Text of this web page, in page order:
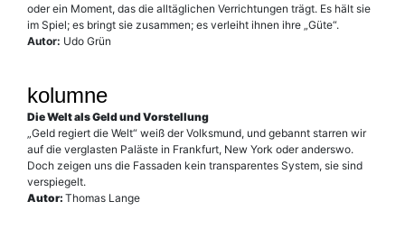
oder ein Moment, das die alltäglichen Verrichtungen trägt. Es hält sie
im Spiel; es bringt sie zusammen; es verleiht ihnen ihre „Güte“.
Autor: Udo Grün
kolumne
Die Welt als Geld und Vorstellung
„Geld regiert die Welt“ weiß der Volksmund, und gebannt starren wir
auf die verglasten Paläste in Frankfurt, New York oder anderswo.
Doch zeigen uns die Fassaden kein transparentes System, sie sind
verspiegelt.
Autor: Thomas Lange